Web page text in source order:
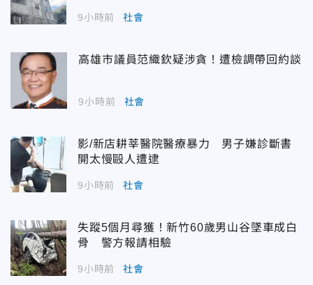
9小時前 社會
高雄市議員范織欽疑涉貪！遭檢調帶回約談
9小時前 社會
影/新店耕莘醫院醫療暴力 男子嫌診斷書
開太慢毆人遭逮
9小時前 社會
失蹤5個月尋獲！新竹60歲男山谷墜車成白
骨 警方報請相驗
9小時前 社會